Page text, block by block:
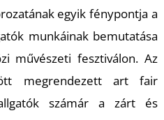
egyik fénypontja a
munkáinak bemutatása
művészeti fesztiválon. Az
megrendezett art fair
számár a zárt és